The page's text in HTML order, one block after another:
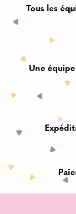
Tous les
Une